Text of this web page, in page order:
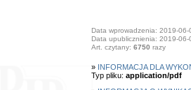
Data wprowadzenia: 2019-06-
Data upublicznienia: 2019-06-
Art. czytany: 6750 razy
» INFORMACJA DLA
Typ pliku: application/pdf